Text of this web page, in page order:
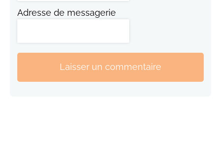
Adresse de messagerie
Laisser un commentaire